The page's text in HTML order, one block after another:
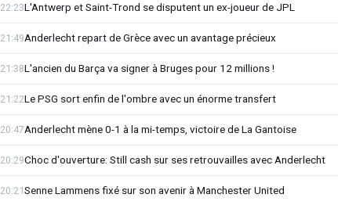
L'Antwerp et Saint-Trond se disputent un ex-joueur de JPL
22:23
Anderlecht repart de Grèce avec un avantage précieux
21:49
L'ancien du Barça va signer à Bruges pour 12 millions !
21:38
Le PSG sort enfin de l'ombre avec un énorme transfert
21:22
Anderlecht mène 0-1 à la mi-temps, victoire de La Gantoise
20:47
Choc d'ouverture: Still cash sur ses retrouvailles avec Anderlecht
20:29
Senne Lammens fixé sur son avenir à Manchester United
20:21